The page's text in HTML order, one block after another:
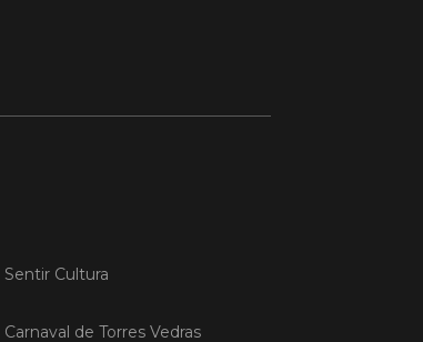
Sentir Cultura
Carnaval de Torres Vedras